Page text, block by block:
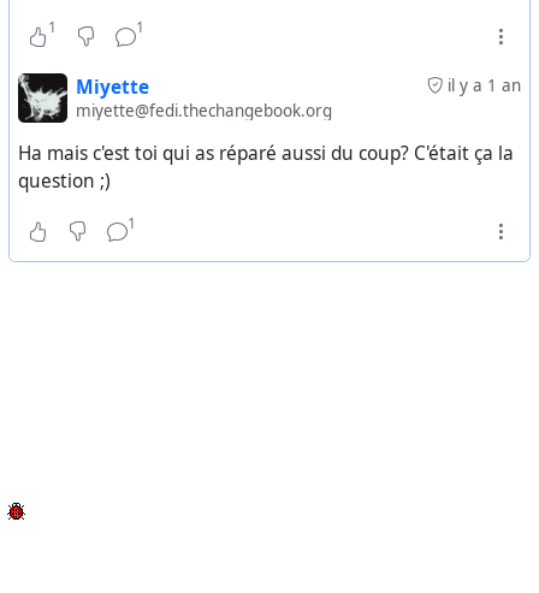
1 1
il y a 1 an
Miyette
miyette@fedi.thechangebook.org
Ha mais c'est toi qui as réparé aussi du coup? C'était ça la
question ;)
1